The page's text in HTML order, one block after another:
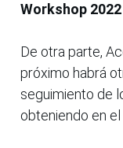
Workshop 2022
De otra parte,
próximo habrá
seguimiento de
obteniendo en